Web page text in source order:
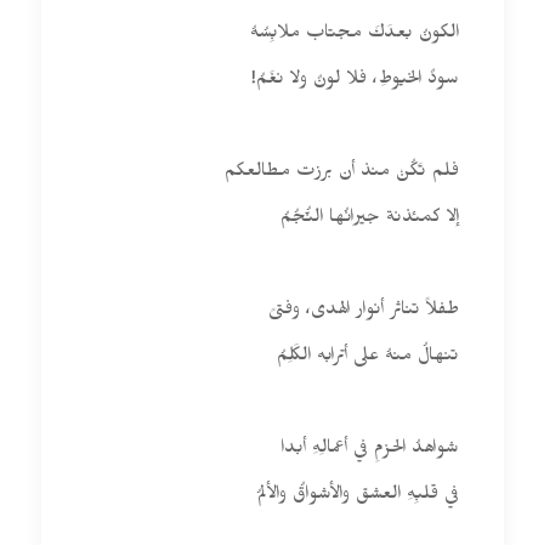
الكونُ بعدَكَ مجتاب ملابِسُهُ
سودٌ الخيوطِ، فلا لونٌ ولا نغَمُ!
فلم تَكُنْ منذ أن برزت مطالعكم
إلا كمئذنة جيرانُها النُّجُمُ
طفلاً تناثر أنوار الهدى، وفتىً
تنهالُ منهُ على أترابه الكَلِمُ
شواهدُ الحزمِ في أعمالِهِ أبدا
في قلبِهِ العشق والأشواقُ والألمُ